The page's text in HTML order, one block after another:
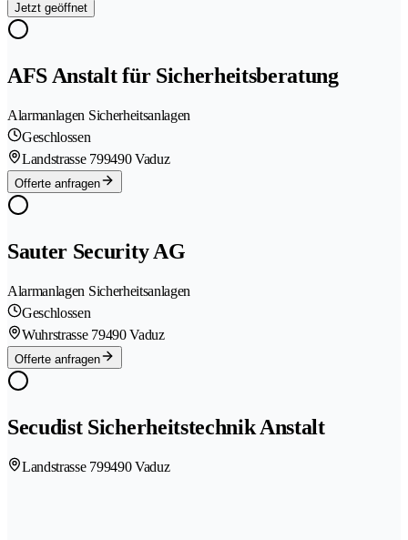
Jetzt geöffnet
AFS Anstalt für Sicherheitsberatung
Alarmanlagen Sicherheitsanlagen
Geschlossen
Landstrasse 799490 Vaduz
Offerte anfragen
Sauter Security AG
Alarmanlagen Sicherheitsanlagen
Geschlossen
Wuhrstrasse 79490 Vaduz
Offerte anfragen
Secudist Sicherheitstechnik Anstalt
Landstrasse 799490 Vaduz